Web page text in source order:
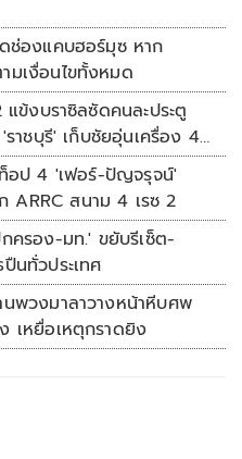
ช่องแคบฮอร์มุซ หาก
มเงื่อนไขทั้งหมด
ข้งบราซิลซัดคนละประตู
าชบุรี' เก็บชัยอุ่นเครื่อง 4
อป 4 'เฟอร์-ปัญจรุจน์'
ARRC สนาม 4 เรซ 2
ครอง-มท.' ขยับรีเซ็ต-
นทั่วประเทศ
นพวงมาลาวางหน้าหีบศพ
เหยื่อเหตุกราดยิง